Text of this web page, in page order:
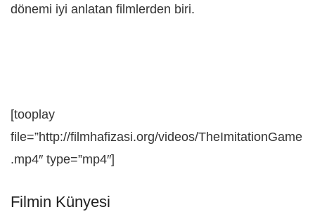
dönemi iyi anlatan filmlerden biri.
[tooplay
file=”http://filmhafizasi.org/videos/TheImitationGame
.mp4″ type=”mp4″]
Filmin Künyesi